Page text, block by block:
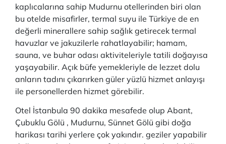
kaplıcalarına sahip Mudurnu otellerinden biri olan
bu otelde misafirler, termal suyu ile Türkiye de en
değerli minerallere sahip sağlık getirecek termal
havuzlar ve jakuzilerle rahatlayabilir; hamam,
sauna, ve buhar odası aktiviteleriyle tatili doğayısa
yaşayabilir. Açık büfe yemekleriyle de lezzet dolu
anların tadını çıkarırken güler yüzlü hizmet anlayışı
ile personellerden hizmet görebilir.
Otel İstanbula 90 dakika mesafede olup Abant,
Çubuklu Gölü , Mudurnu, Sünnet Gölü gibi doğa
harikası tarihi yerlere çok yakındır. geziler yapabilir